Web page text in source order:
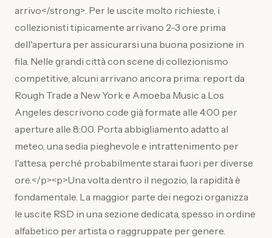
arrivo</strong>. Per le uscite molto richieste, i
collezionisti tipicamente arrivano 2-3 ore prima
dell'apertura per assicurarsi una buona posizione in
fila. Nelle grandi città con scene di collezionismo
competitive, alcuni arrivano ancora prima: report da
Rough Trade a New York e Amoeba Music a Los
Angeles descrivono code già formate alle 4:00 per
aperture alle 8:00. Porta abbigliamento adatto al
meteo, una sedia pieghevole e intrattenimento per
l'attesa, perché probabilmente starai fuori per diverse
ore.</p><p>Una volta dentro il negozio, la rapidità è
fondamentale. La maggior parte dei negozi organizza
le uscite RSD in una sezione dedicata, spesso in ordine
alfabetico per artista o raggruppate per genere.